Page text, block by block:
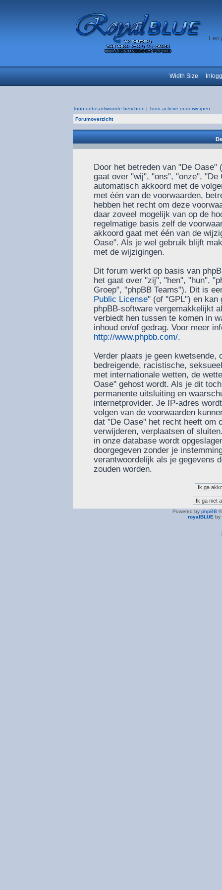
Een
Width Size
Toon onbeantwoorde berichten | Toon actieve onderwerpen
Forumoverzicht
Door het betreden van "De
gaat over "wij", "ons", "onze", "De
automatisch akkoord met de
met één van de voorwaarden,
hebben het recht om deze
daar zoveel mogelijk van op de
regelmatige basis zelf de
akkoord gaat met één van de
Oase". Als je wel gebruik blijft
met de wijzigingen.
Dit forum werkt op basis van
het gaat over "zij", "hen", "hun",
Groep", "phpBB Teams"). Dit is
Public License" (of "GPL") en kan
phpBB-software vergemakkelijkt
verbiedt hen tussen te komen in
inhoud en/of gedrag. Voor meer
http://www.phpbb.com/.
Verder plaats je geen kwetsende,
bedreigende, racistische,
met internationale wetten, de
Oase" gehost wordt. Als je dit
permanente uitsluiting en
internetprovider. Je IP-adres
volgen van de voorwaarden
dat "De Oase" het recht heeft om
verwijderen, verplaatsen of
in onze database wordt
doorgegeven zonder je
verantwoordelijk als je gegevens
zouden worden.
Powered by phpBB
royalBLUE by